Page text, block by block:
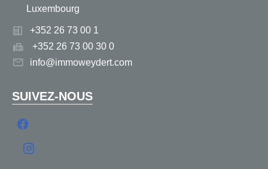
Luxembourg
+352 26 73 00 1
+352 26 73 00 30 0
info@immoweydert.com
SUIVEZ-NOUS